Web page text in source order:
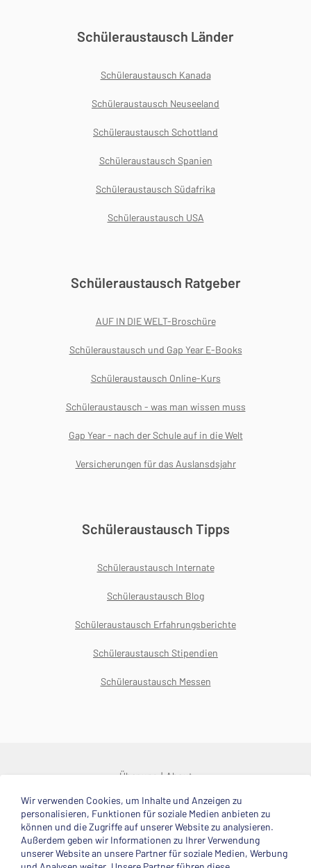
Schüleraustausch Länder
Schüleraustausch Kanada
Schüleraustausch Neuseeland
Schüleraustausch Schottland
Schüleraustausch Spanien
Schüleraustausch Südafrika
Schüleraustausch USA
Schüleraustausch Ratgeber
AUF IN DIE WELT-Broschüre
Schüleraustausch und Gap Year E-Books
Schüleraustausch Online-Kurs
Schüleraustausch - was man wissen muss
Gap Year - nach der Schule auf in die Welt
Versicherungen für das Auslansdsjahr
Schüleraustausch Tipps
Schüleraustausch Internate
Schüleraustausch Blog
Schüleraustausch Erfahrungsberichte
Schüleraustausch Stipendien
Schüleraustausch Messen
Über uns About
© 2025 Deutsche Stiftung Völkerverständigung
Impressum Datenschutzerklärung Kontakt
Wir verwenden Cookies, um Inhalte und Anzeigen zu
personalisieren, Funktionen für soziale Medien anbieten zu
können und die Zugriffe auf unserer Website zu analysieren.
Außerdem geben wir Informationen zu Ihrer Verwendung
unserer Website an unsere Partner für soziale Medien, Werbung